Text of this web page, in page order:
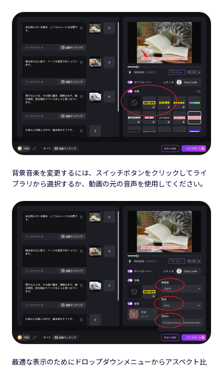
背景音楽を変更するには、スイッチボタンをクリックしてライ
ブラリから選択するか、動画の元の音声を使用してください。
最適な表示のためにドロップダウンメニューからアスペクト比